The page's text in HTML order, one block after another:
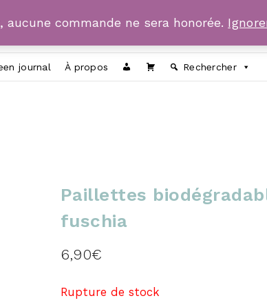
journal À propos Rechercher
Paillettes
fuschia
6,90€
Rupture de stock
commande ne sera honorée.